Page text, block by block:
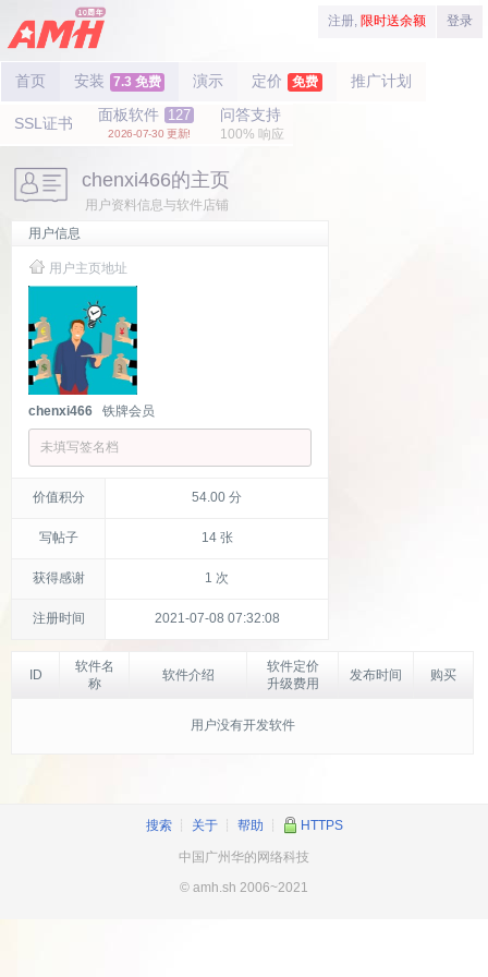
注册, 限时送余额 登录
首页 安装 7.3 免费 演示 定价 免费 推广计划
SSL证书 面板软件 127
2026-07-30 更新!
问答支持
100% 响应
chenxi466的主页
用户资料信息与软件店铺
用户信息
用户主页地址
chenxi466 铁牌会员
未填写签名档
价值积分 54.00 分
写帖子 14 张
获得感谢 1 次
注册时间 2021-07-08 07:32:08
ID
软件名
称
软件介绍
软件定价
升级费用
发布时间 购买
用户没有开发软件
搜索┊ 关于┊ 帮助 HTTPS
中国广州华的网络科技
© amh.sh 2006~2021